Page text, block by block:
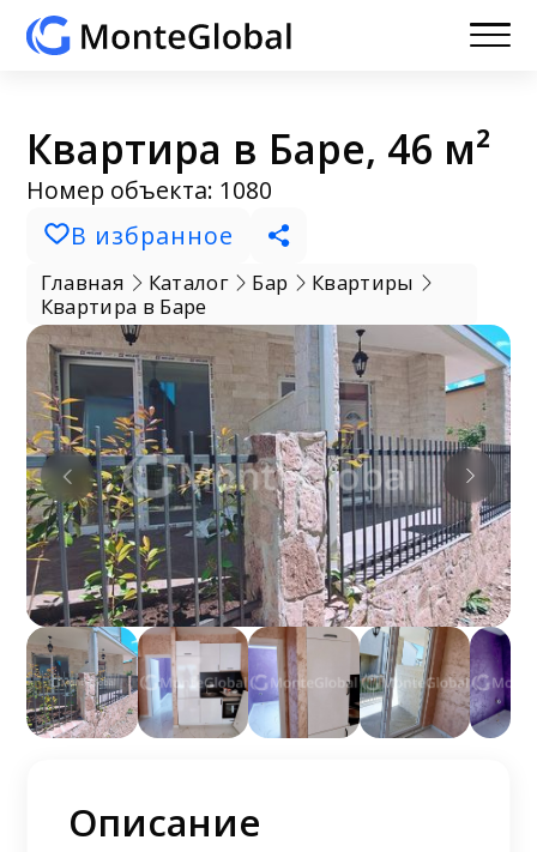
Квартира в Баре, 46 м²
Номер объекта: 1080
В избранное
Главная Каталог Бар
Квартиры
Квартира в Баре
Описание